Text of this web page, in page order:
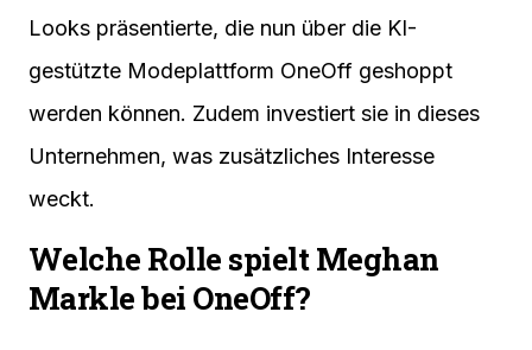
Looks präsentierte, die nun über die KI-
gestützte Modeplattform OneOff geshoppt
werden können. Zudem investiert sie in dieses
Unternehmen, was zusätzliches Interesse
weckt.
Welche Rolle spielt Meghan
Markle bei OneOff?